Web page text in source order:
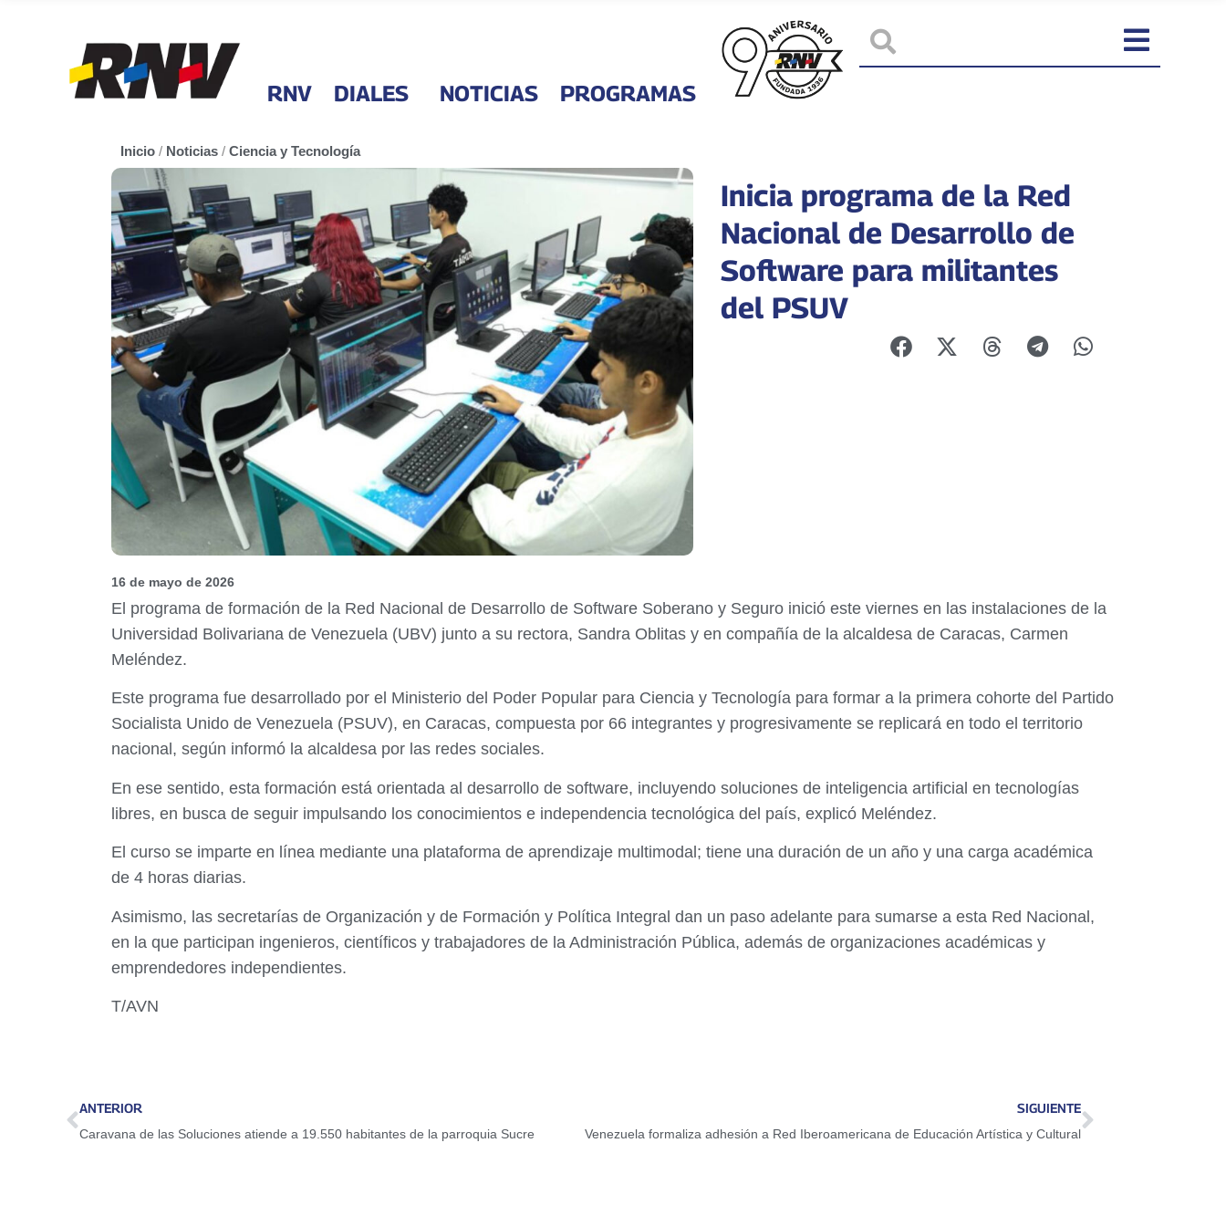
RNV DIALES NOTICIAS PROGRAMAS
Inicio / Noticias / Ciencia y Tecnología
Inicia programa de la Red
Nacional de Desarrollo de
Software para militantes
del PSUV
16 de mayo de 2026
El programa de formación de la Red Nacional de Desarrollo de Software Soberano y Seguro inició este viernes en las instalaciones de la
Universidad Bolivariana de Venezuela (UBV) junto a su rectora, Sandra Oblitas y en compañía de la alcaldesa de Caracas, Carmen
Meléndez.
Este programa fue desarrollado por el Ministerio del Poder Popular para Ciencia y Tecnología para formar a la primera cohorte del Partido
Socialista Unido de Venezuela (PSUV), en Caracas, compuesta por 66 integrantes y progresivamente se replicará en todo el territorio
nacional, según informó la alcaldesa por las redes sociales.
En ese sentido, esta formación está orientada al desarrollo de software, incluyendo soluciones de inteligencia artificial en tecnologías
libres, en busca de seguir impulsando los conocimientos e independencia tecnológica del país, explicó Meléndez.
El curso se imparte en línea mediante una plataforma de aprendizaje multimodal; tiene una duración de un año y una carga académica
de 4 horas diarias.
Asimismo, las secretarías de Organización y de Formación y Política Integral dan un paso adelante para sumarse a esta Red Nacional,
en la que participan ingenieros, científicos y trabajadores de la Administración Pública, además de organizaciones académicas y
emprendedores independientes.
T/AVN
ANTERIOR
Caravana de las Soluciones atiende a 19.550 habitantes de la parroquia Sucre
SIGUIENTE
Venezuela formaliza adhesión a Red Iberoamericana de Educación Artística y Cultural